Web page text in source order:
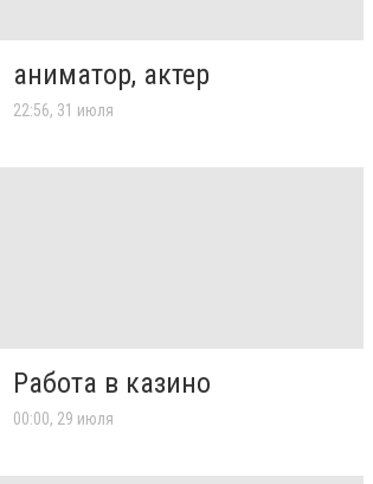
аниматор, актер
22:56, 31 июля
Работа в казино
00:00, 29 июля